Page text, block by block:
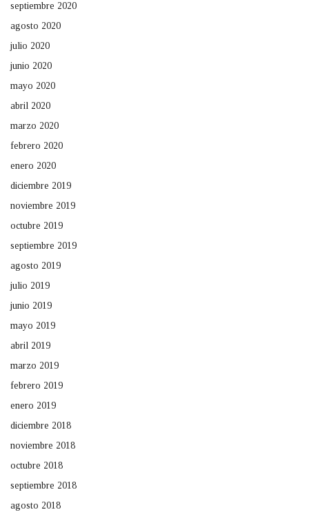
septiembre 2020
agosto 2020
julio 2020
junio 2020
mayo 2020
abril 2020
marzo 2020
febrero 2020
enero 2020
diciembre 2019
noviembre 2019
octubre 2019
septiembre 2019
agosto 2019
julio 2019
junio 2019
mayo 2019
abril 2019
marzo 2019
febrero 2019
enero 2019
diciembre 2018
noviembre 2018
octubre 2018
septiembre 2018
agosto 2018